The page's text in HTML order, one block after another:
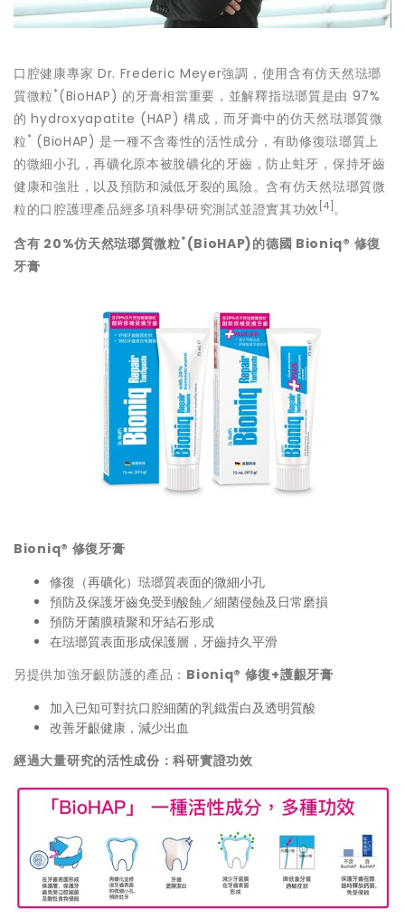
口腔健康專家 Dr. Frederic Meyer強調，使用含有仿天然琺瑯
質微粒*(BioHAP) 的牙膏相當重要，並解釋指琺瑯質是由 97%
的 hydroxyapatite (HAP) 構成，而牙膏中的仿天然琺瑯質微
粒* (BioHAP) 是一種不含毒性的活性成分，有助修復琺瑯質上
的微細小孔，再礦化原本被脫礦化的牙齒，防止蛀牙，保持牙齒
健康和強壯，以及預防和減低牙裂的風險。含有仿天然琺瑯質微
粒的口腔護理產品經多項科學研究測試並證實其功效 [4] 。
含有 20%仿天然琺瑯質微粒* (BioHAP)的德國 Bioniq® 修復
牙膏
Bioniq® 修復牙膏
修復（再礦化）琺瑯質表面的微細小孔
預防及保護牙齒免受到酸蝕／細菌侵蝕及日常磨損
預防牙菌膜積聚和牙結石形成
在琺瑯質表面形成保護層，牙齒持久平滑
另提供加強牙齦防護的產品： Bioniq® 修復+護齦牙膏
加入已知可對抗口腔細菌的乳鐵蛋白及透明質酸
改善牙齦健康，減少出血
經過大量研究的活性成份：科研實證功效